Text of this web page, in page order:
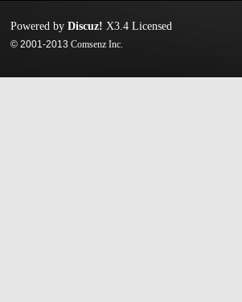
Powered byDiscuz! X3.4 Licensed
© 2001-2013Comsenz Inc.